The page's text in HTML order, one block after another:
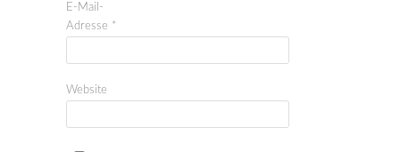
E-Mail-
Adresse *
Website